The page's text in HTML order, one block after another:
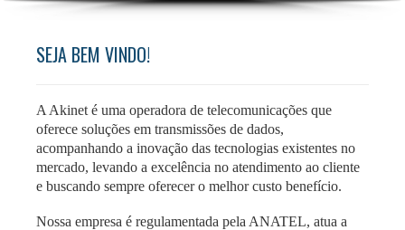
SEJA BEM VINDO!
A Akinet é uma operadora de telecomunicações que
oferece soluções em transmissões de dados,
acompanhando a inovação das tecnologias existentes no
mercado, levando a excelência no atendimento ao cliente
e buscando sempre oferecer o melhor custo benefício.
Nossa empresa é regulamentada pela ANATEL, atua a